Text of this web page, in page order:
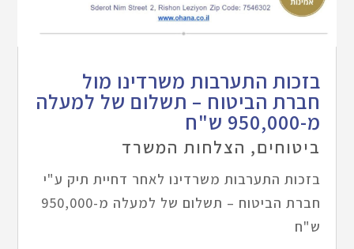
בזכות התערבות משרדינו מול
חברת הביטוח – תשלום של למעלה
מ-950,000 ש"ח
ביטוחים, הצלחות המשרד
בזכות התערבות משרדינו לאחר דחיית תיק ע"י
חברת הביטוח – תשלום של למעלה מ-950,000
ש"ח